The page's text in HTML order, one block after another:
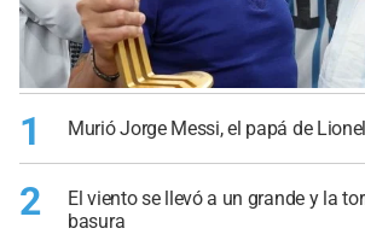
1 Murió Jorge Messi, el papá de
2
El viento se llevó a un grande y la
basura